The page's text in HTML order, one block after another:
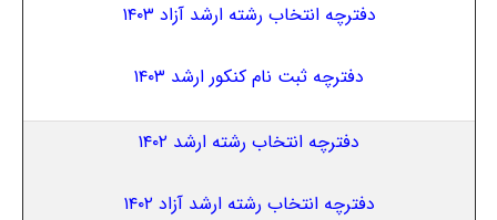
دفترچه انتخاب رشته ارشد آزاد ۱۴۰۳
دفترچه ثبت نام کنکور ارشد ۱۴۰۳
دفترچه انتخاب رشته ارشد ۱۴۰۲
دفترچه انتخاب رشته ارشد آزاد ۱۴۰۲